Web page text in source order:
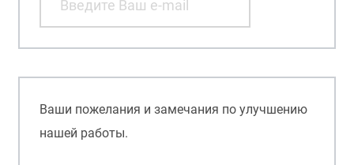
Ваши пожелания и замечания по улучшению
нашей работы.